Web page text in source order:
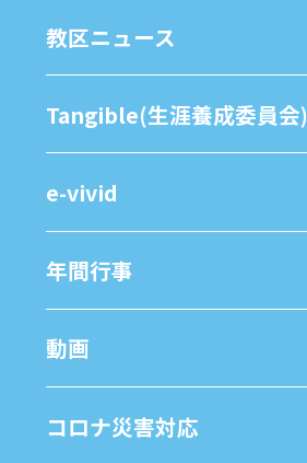
教区ニュース
Tangible(生涯養成委員会)
e-vivid
年間⾏事
動画
コロナ災害対応